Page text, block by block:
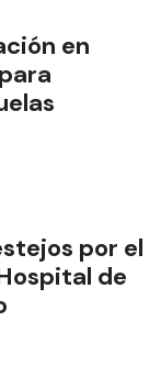
en
por el
de